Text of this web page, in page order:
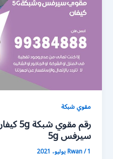
مقوي شبكة
سيرفس 5g
Rwan/1 يوليو، 2021